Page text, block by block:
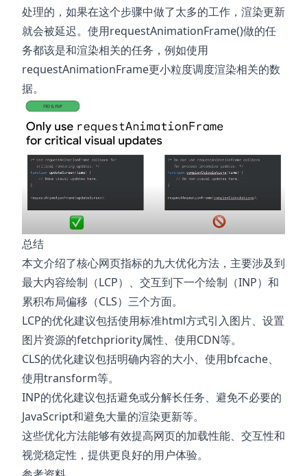
处理的，如果在这个步骤中做了太多的工作，渲染更新
就会被延迟。使用requestAnimationFrame()做的任
务都该是和渲染相关的任务，例如使用
requestAnimationFrame更小粒度调度渲染相关的数
据。
总结
本文介绍了核心网页指标的九大优化方法，主要涉及到
最大内容绘制（LCP）、交互到下一个绘制（INP）和
累积布局偏移（CLS）三个方面。
LCP的优化建议包括使用标准html方式引入图片、设置
图片资源的fetchpriority属性、使用CDN等。
CLS的优化建议包括明确内容的大小、使用bfcache、
使用transform等。
INP的优化建议包括避免或分解长任务、避免不必要的
JavaScript和避免大量的渲染更新等。
这些优化方法能够有效提高网页的加载性能、交互性和
视觉稳定性，提供更良好的用户体验。